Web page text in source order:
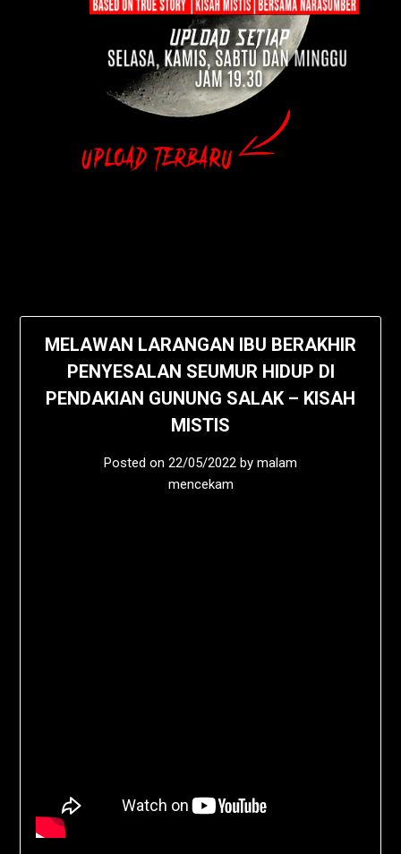
MELAWAN LARANGAN IBU BERAKHIR
PENYESALAN SEUMUR HIDUP DI
PENDAKIAN GUNUNG SALAK – KISAH
MISTIS
Posted on 22/05/2022 by malam
mencekam